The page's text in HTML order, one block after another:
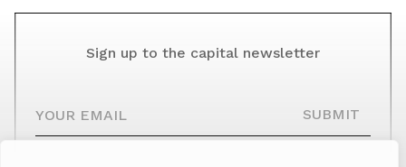
Sign up to the capital newsletter
SUBMIT